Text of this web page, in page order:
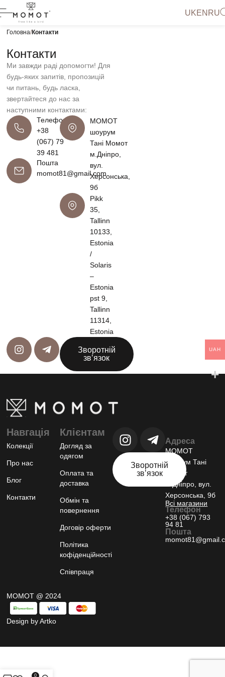
UKEN RU
Головна Контакти
Контакти
Ми завжди раді допомогти! Для
будь-яких запитів, пропозицій
чи питань, будь ласка,
звертайтеся до нас за
наступними контактами:
Телефон
+38
(067) 79
39 481
Пошта
momot81@gmail.com
МОМОТ
шоурум
Тані Момот
м.Дніпро,
вул.
Херсонська,
9б
Pikk
35,
Tallinn
10133,
Estonia
/
Solaris
–
Estonia
pst 9,
Tallinn
11314,
Estonia
Зворотній
звʼязок
Адреса
МОМОТ
шоурум Тані
Момот
м.Дніпро, вул.
Херсонська, 9б
Всі магазини
Телефон
+38 (067) 793
94 81
Пошта
Навгація
Колекції
Про нас
Блог
Контакти
Клієнтам
Догляд за
одягом
Оплата та
доставка
Обмін та
повернення
Договір оферти
Політика
кофіденційності
Співпраця
Зворотній
звʼязок
МОМОТ @ 2024
Design by Artko
UAH
0